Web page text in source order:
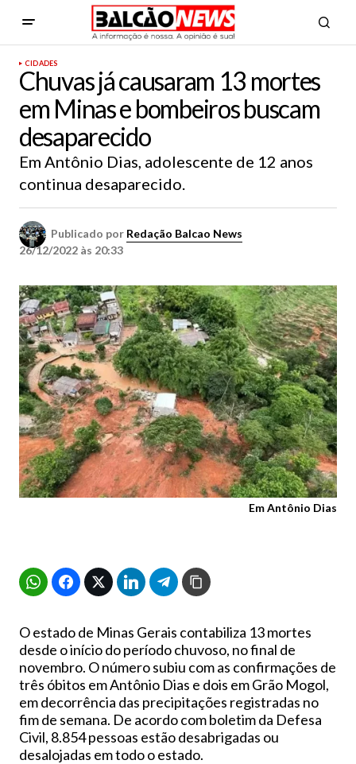
CIDADES
Chuvas já causaram 13 mortes
em Minas e bombeiros buscam
desaparecido
Em Antônio Dias, adolescente de 12 anos
continua desaparecido.
Publicado por Redação Balcao News
26/12/2022 às 20:33
Em Antônio Dias
O estado de Minas Gerais contabiliza 13 mortes
desde o início do período chuvoso, no final de
novembro. O número subiu com as confirmações de
três óbitos em Antônio Dias e dois em Grão Mogol,
em decorrência das precipitações registradas no
fim de semana. De acordo com boletim da Defesa
Civil, 8.854 pessoas estão desabrigadas ou
desalojadas em todo o estado.